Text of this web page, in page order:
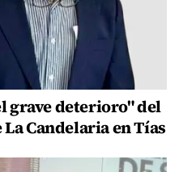
grave deterioro" del
Candelaria en Tías